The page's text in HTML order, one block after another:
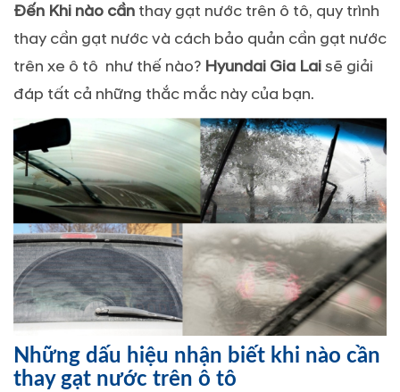
Đến Khi nào cần thay gạt nước trên ô tô, quy trình
thay cần gạt nước và cách bảo quản cần gạt nước
trên xe ô tô như thế nào? Hyundai Gia Laisẽ giải
đáp tất cả những thắc mắc này của bạn.
Những dấu hiệu nhận biết khi nào cần
thay gạt nước trên ô tô